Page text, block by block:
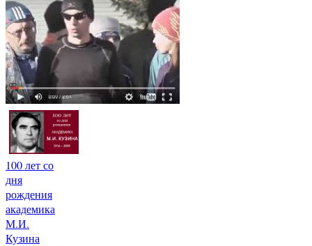
100 лет со
дня
рождения
академика
М.И.
Кузина